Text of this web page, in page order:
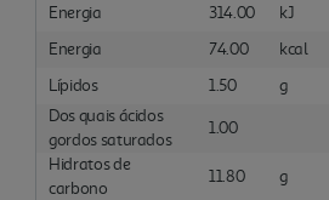
Energia
314.00
kJ
Energia
74.00
kcal
Lípidos
1.50
g
Dos quais ácidos
gordos saturados
1.00
Hidratos de
carbono
11.80 g